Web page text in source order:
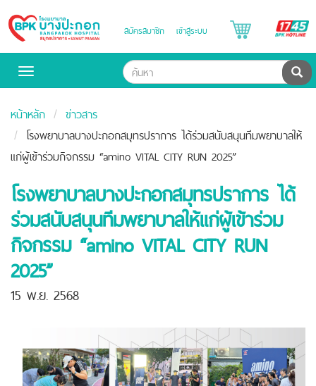
Bangpakok
Hospital
สมัครสมาชิก เข้าสู่ระบบ
Toggle
ค้น
หน้าหลัก
ข่าวสาร
โรงพยาบาลบางปะกอกสมุทรปราการ ได้ร่วมสนับสนุนทีมพยาบาลให้
แก่ผู้เข้าร่วมกิจกรรม “amino VITAL CITY RUN 2025”
โรงพยาบาลบางปะกอกสมุทรปราการ ได้
ร่วมสนับสนุนทีมพยาบาลให้แก่ผู้เข้าร่วม
กิจกรรม “amino VITAL CITY RUN
2025”
15 พ.ย. 2568